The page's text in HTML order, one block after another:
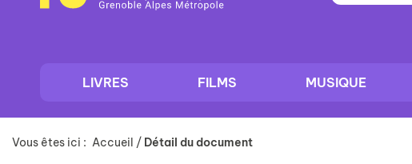
LIVRES FILMS MUSIQUE
Vous êtes ici : Accueil / Détail du document